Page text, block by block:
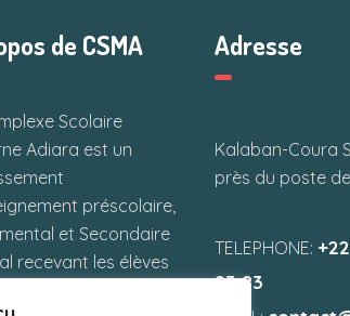
de CSMA
Scolaire
Adiara est un
préscolaire,
et Secondaire
recevant les élèves
Adresse
Kalaban-Coura
près du poste
TELEPHONE:
83 83